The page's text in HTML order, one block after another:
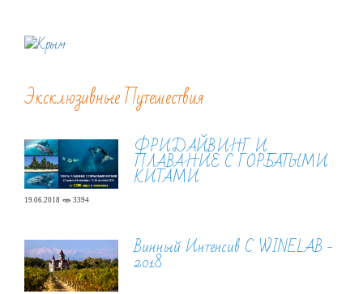
Эксклюзивные Путешествия
19.06.2018 3394
ФРИДАЙВИНГ И
ПЛАВАНИЕ С ГОРБАТЫМИ
КИТАМИ
Винный Интенсив С WINELAB -
2018